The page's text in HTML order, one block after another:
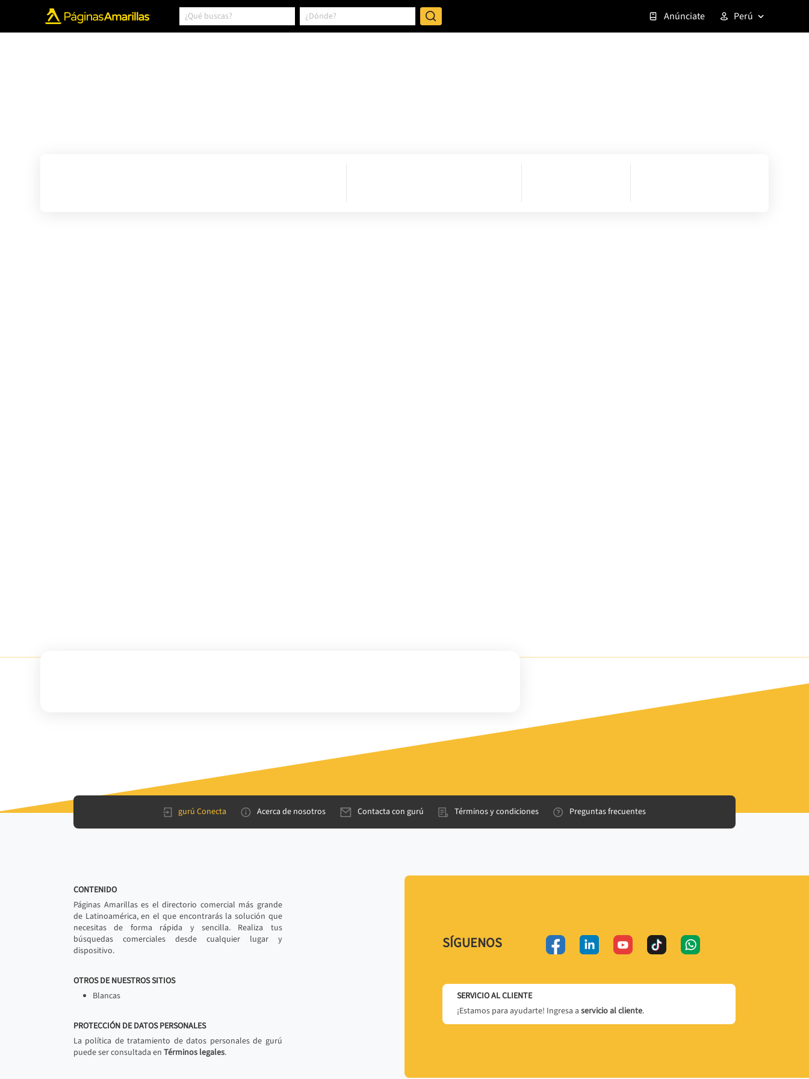
Anúnciate Perú
gurú Conecta Acerca de nosotros Contacta con gurú Términos y condiciones Preguntas frecuentes
CONTENIDO
Páginas Amarillas es el directorio comercial más grande
de Latinoamérica, en el que encontrarás la solución que
necesitas de forma rápida y sencilla. Realiza tus
búsquedas comerciales desde cualquier lugar y
dispositivo.
OTROS DE NUESTROS SITIOS
Blancas
PROTECCIÓN DE DATOS PERSONALES
La política de tratamiento de datos personales de gurú
puede ser consultada en Términos legales.
SÍGUENOS
SERVICIO AL CLIENTE
¡Estamos para ayudarte! Ingresa a servicio al cliente.